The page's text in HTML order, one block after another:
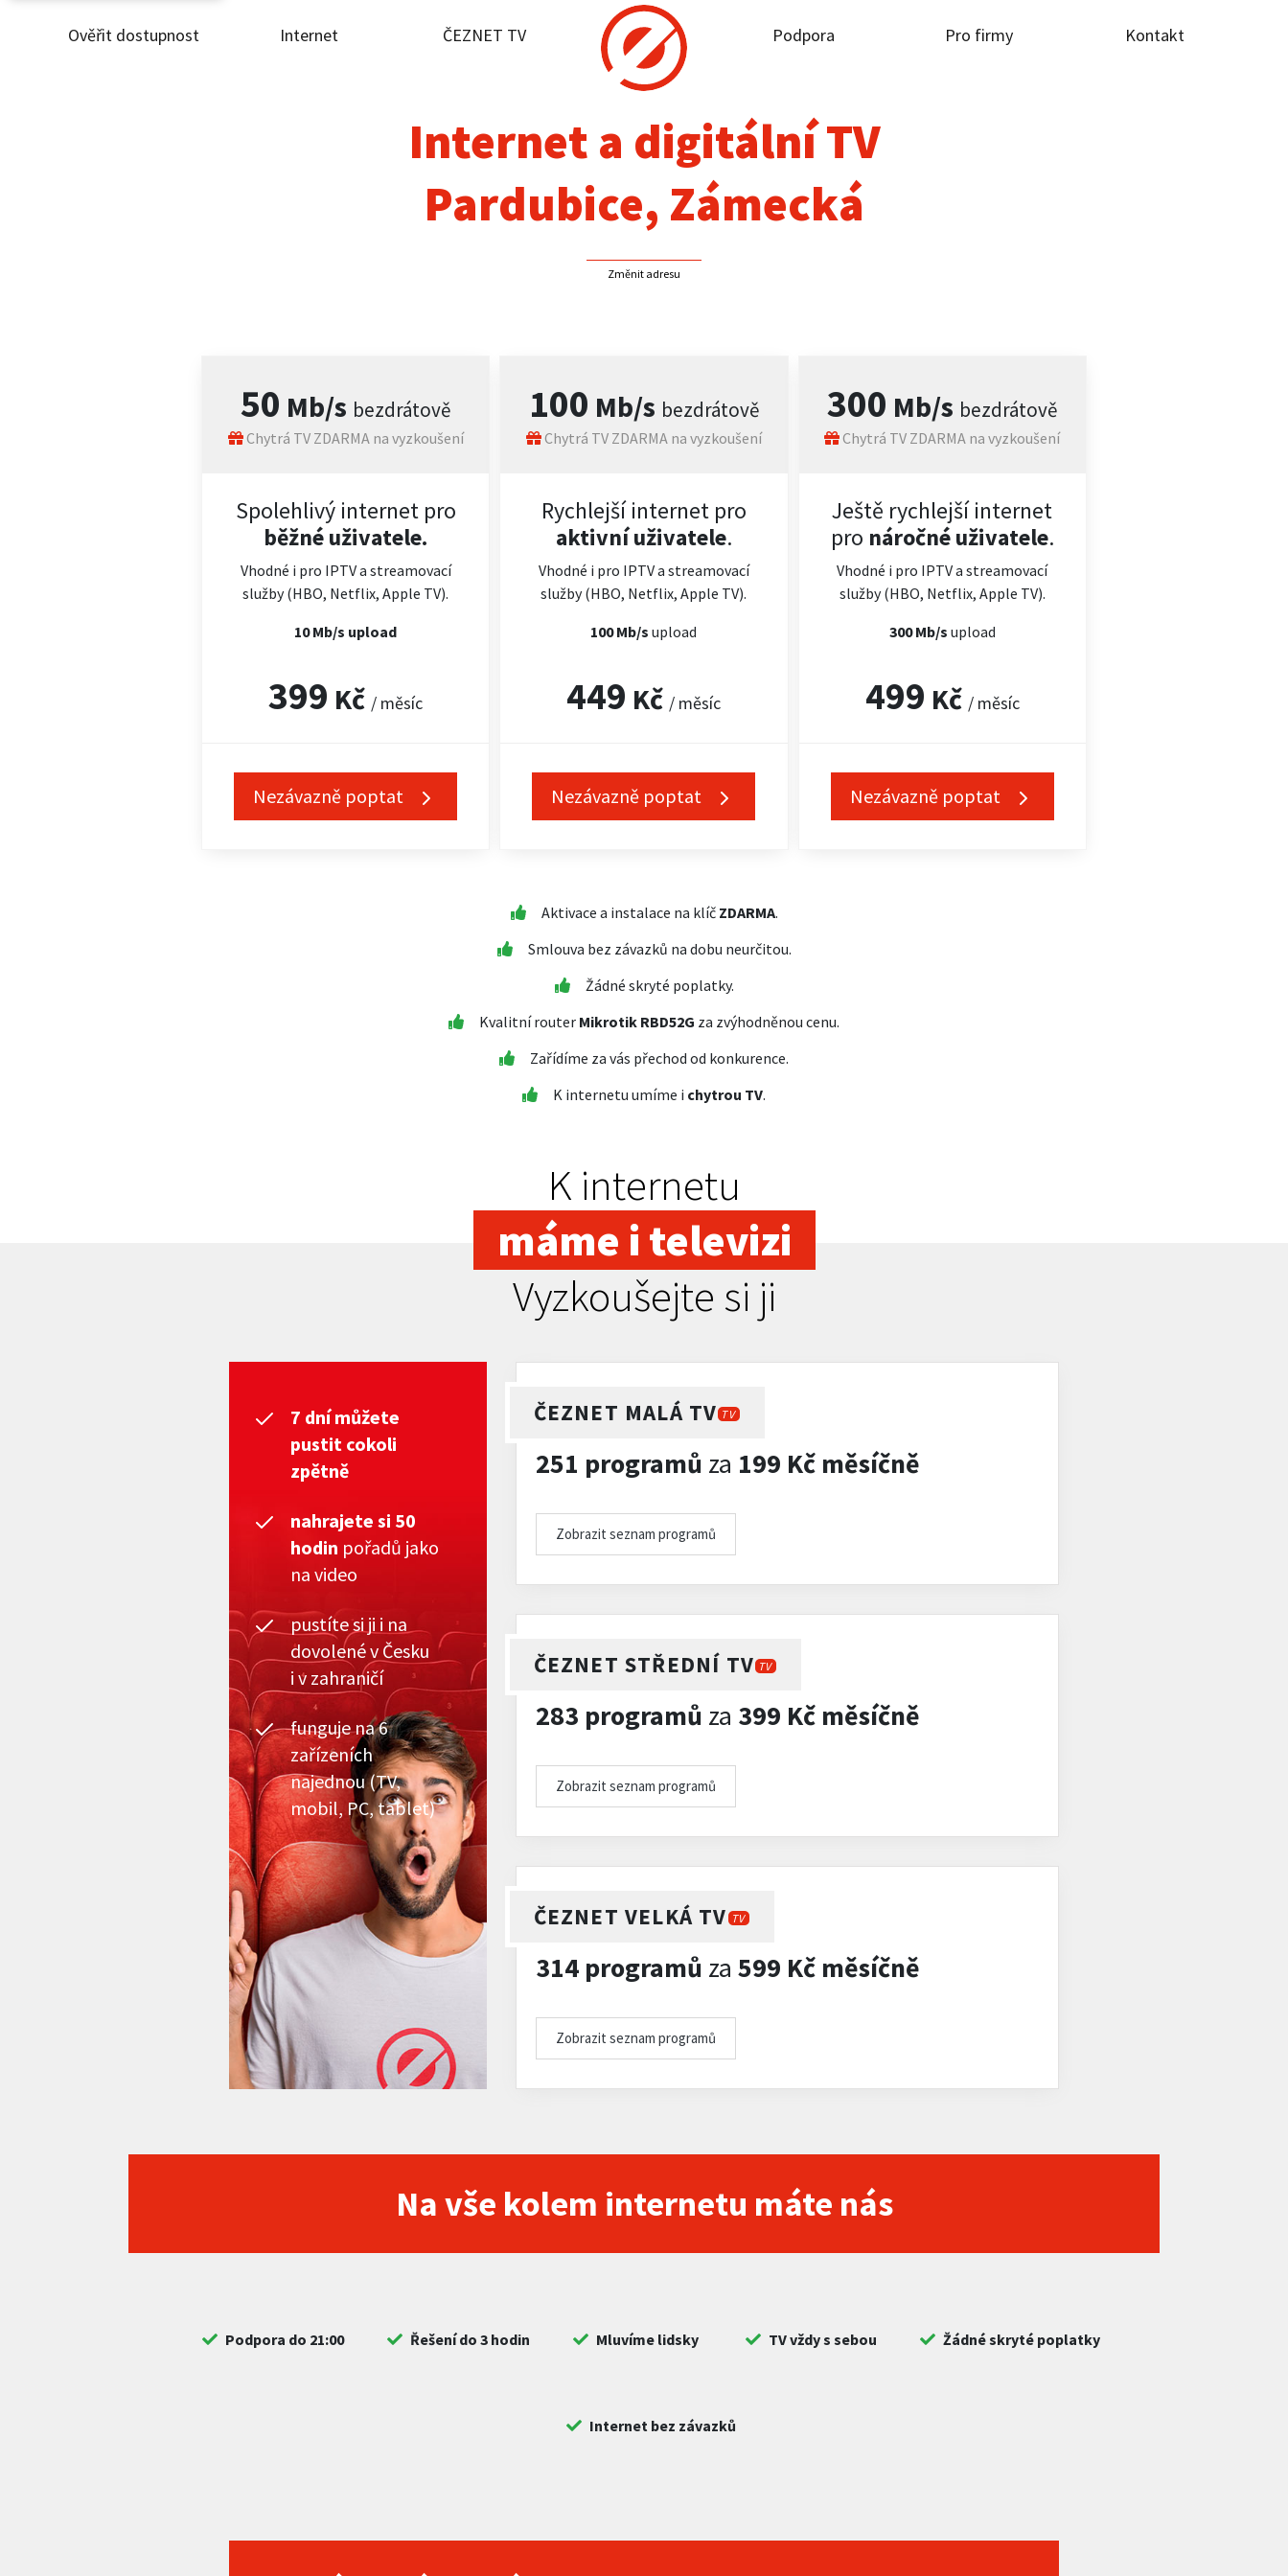
Ověřit dostupnost Internet ČEZNET TV Podpora Pro firmy Kontakt
Internet
Podpora
Internet a digitální TV
Pardubice, Zámecká
Změnit adresu
50 Mb/s bezdrátově
Chytrá TV ZDARMA na vyzkoušení
Spolehlivý internet pro
běžné uživatele.
Vhodné i pro IPTV a streamovací
služby (HBO, Netflix, Apple TV).
10 Mb/s upload
399 Kč / měsíc
Nezávazně poptat
100 Mb/s bezdrátově
Chytrá TV ZDARMA na vyzkoušení
Rychlejší internet pro
aktivní uživatele.
Vhodné i pro IPTV a streamovací
služby (HBO, Netflix, Apple TV).
100 Mb/supload
449 Kč / měsíc
Nezávazně poptat
300 Mb/s bezdrátově
Chytrá TV ZDARMA na vyzkoušení
Ještě rychlejší internet
pro náročné uživatele.
Vhodné i pro IPTV a streamovací
služby (HBO, Netflix, Apple TV).
300 Mb/s upload
499 Kč / měsíc
Nezávazně poptat
Aktivace a instalace na klíč ZDARMA.
Smlouva bez závazků na dobu neurčitou.
Žádné skryté poplatky.
Kvalitní router Mikrotik RBD52G za zvýhodněnou cenu.
Zařídíme za vás přechod od konkurence.
K internetu umíme i chytrou TV.
K internetu
máme i televizi
Vyzkoušejte si ji
7 dní můžete
pustit cokoli
zpětně
nahrajete si 50
hodin pořadů jako
na video
pustíte si ji i na
dovolené v Česku
i v zahraničí
funguje na 6
zařízeních
najednou (TV,
mobil, PC, tablet)
ČEZNET MALÁ TV TV
251 programů za 199 Kč měsíčně
Zobrazit seznam programů
ČEZNET STŘEDNÍ TV TV
283 programů za 399 Kč měsíčně
Zobrazit seznam programů
ČEZNET VELKÁ TV TV
314 programů za 599 Kč měsíčně
Zobrazit seznam programů
Na vše kolem internetu máte nás
Podpora do 21:00 Řešení do 3 hodin Mluvíme lidsky TV vždy s sebou Žádné skryté poplatky
Internet bez závazků